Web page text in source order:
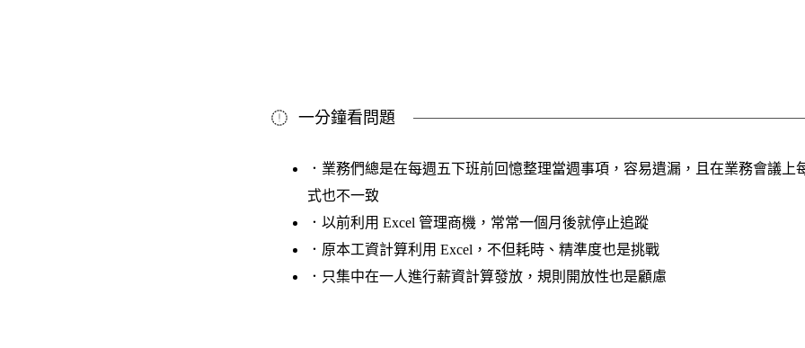
一分鐘看問題
．業務們總是在每週五下班前回憶整理當週事項，容易遺漏，且在業務會議上
式也不一致
．以前利用 Excel 管理商機，常常一個月後就停止追蹤
．原本工資計算利用 Excel，不但耗時、精準度也是挑戰
．只集中在一人進行薪資計算發放，規則開放性也是顧慮